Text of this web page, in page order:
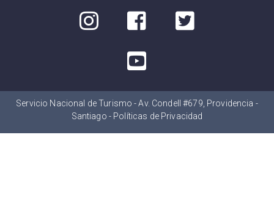
Servicio Nacional de Turismo - Av. Condell #679, Providencia -
Santiago - Políticas de Privacidad